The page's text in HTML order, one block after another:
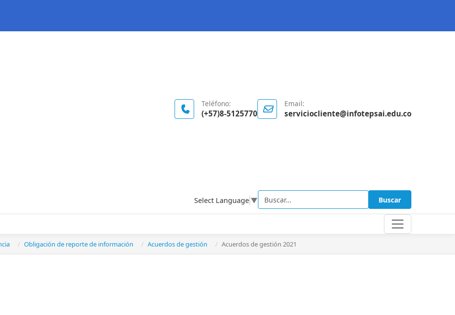
Teléfono:
(+57)8-5125770
Email:
serviciocliente@infotepsai.edu.co
Select Language ▼ Buscar Buscar
Obligación de reporte de información Acuerdos de gestión Acuerdos de gestión 2021